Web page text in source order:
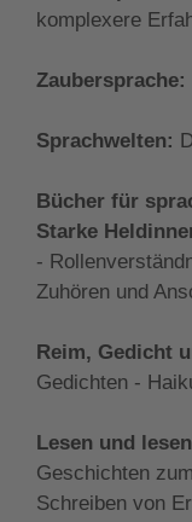
komplexere
Zaubersprache:
Sprachwelten:
Bücher für
Starke
-
Zuhören und
Reim, Gedicht
Gedichten -
Lesen und
Geschichten
Schreiben von